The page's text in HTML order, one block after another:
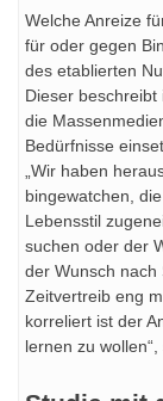
Welche Anreize
für oder gegen
des etablierten
Dieser beschreibt
die
Bedürfnisse
„Wir haben
bingewatchen,
Lebensstil
suchen oder der
der Wunsch
Zeitvertreib eng
korreliert ist der
lernen zu wollen“,